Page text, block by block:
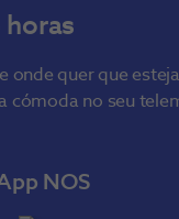
horas
onde quer que
cómoda no seu
NOS